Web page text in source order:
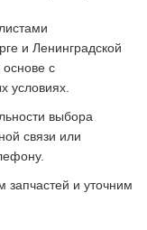
и Ленинградской
с
условиях.
выбора
связи или
и уточним